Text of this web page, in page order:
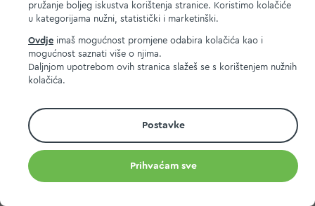
pružanje boljeg iskustva korištenja stranice. Koristimo kolačiće
u kategorijama nužni, statistički i marketinški.
Ovdje imaš mogućnost promjene odabira kolačića kao i
mogućnost saznati više o njima.
Daljnjom upotrebom ovih stranica slažeš se s korištenjem nužnih
kolačića.
Postavke
Prihvaćam sve
MPC 2.5.2025.: 13,00 EUR
Dodaj na listu želja
Dodaj u košaricu